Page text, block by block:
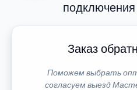
подключения
Заказ
Поможем выбрать
согласуем выезд